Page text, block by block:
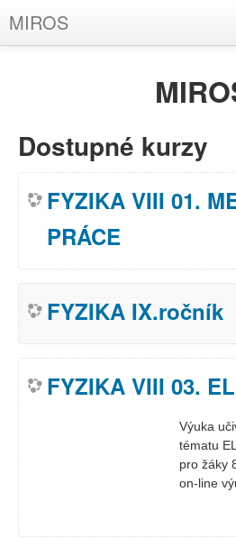
MIROS
Přihlásit se)
Dostupné kurzy
FYZIKA VIII 01.
PRÁCE
FYZIKA IX.ročník
FYZIKA VIII 03.
Výuka
tématu
pro žáky
on-line